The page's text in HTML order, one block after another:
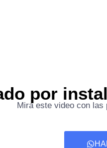
por
Mira este video con las